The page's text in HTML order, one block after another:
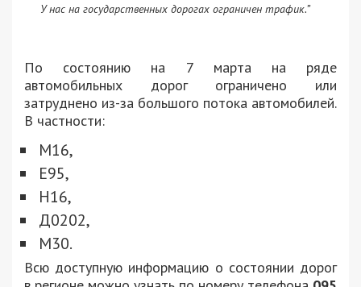
У нас на государственных дорогах ограничен трафик.”
По состоянию на 7 марта на ряде
автомобильных дорог ограничено или
затруднено из-за большого потока автомобилей.
В частности:
М16,
Е95,
Н16,
Д0202,
М30.
Всю доступную информацию о состоянии дорог